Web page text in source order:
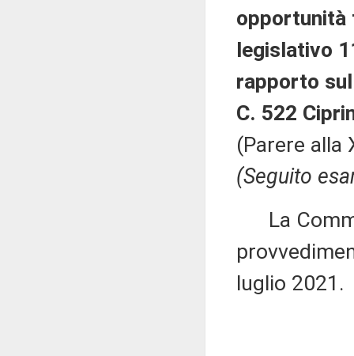
opportunità
legislativo
rapporto
C. 522
(Parere alla
(Seguito
La
luglio 2021.